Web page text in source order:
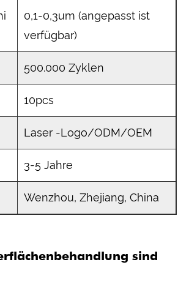
0,1-0,3um (angepasst ist
verfügbar)
500.000 Zyklen
10pcs
Laser -Logo/ODM/OEM
3-5 Jahre
Wenzhou, Zhejiang, China
sind